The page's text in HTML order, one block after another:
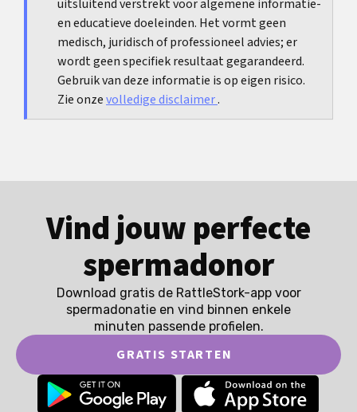
helpen netwerken en eerlijkere verdeling van
uitsluitend verstrekt voor algemene informatie-
en educatieve doeleinden. Het vormt geen
medisch, juridisch of professioneel advies; er
wordt geen specifiek resultaat gegarandeerd.
Gebruik van deze informatie is op eigen risico.
Zie onzevolledige disclaimer.
Vind jouw perfecte
spermadonor
Download gratis de RattleStork-app voor
spermadonatie en vind binnen enkele
minuten passende profielen.
GRATIS STARTEN